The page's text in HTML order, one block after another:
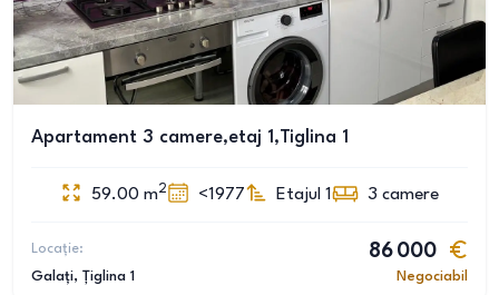
Apartament 3 camere,etaj 1,Tiglina 1
59.00 m2 <1977 Etajul 1 3 camere
Locație:
Galați, Țiglina 1
86 000
Negociabil